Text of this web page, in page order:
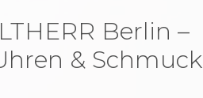
Berlin –
& Schmuck